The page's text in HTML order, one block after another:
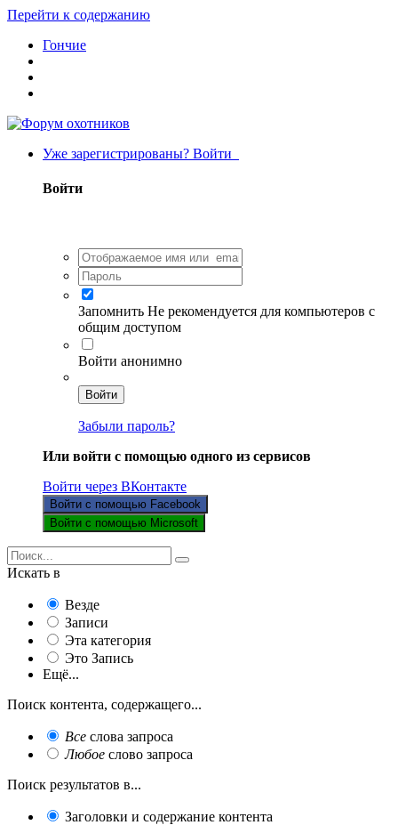
Перейти к содержанию
Гончие
Уже зарегистрированы? Войти
Войти
Запомнить Не рекомендуется для компьютеров с
общим доступом
Войти анонимно
Войти
Забыли пароль?
Или войти с помощью одного из сервисов
Войти через ВКонтакте
Войти с помощью Facebook
Войти с помощью Microsoft
Искать в
Везде
Записи
Эта категория
Это Запись
Ещё...
Поиск контента, содержащего...
Все слова запроса
Любое слово запроса
Поиск результатов в...
Заголовки и содержание контента